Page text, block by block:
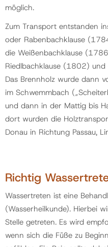
möglich.
Zum Transport entstanden
oder Rabenbachklause
die Weißenbachklause
Riedlbachklause (1802)
Das Brennholz wurde dann
im Schwemmbach
und dann in der Mattig bis
dort wurden die
Donau in Richtung Passau,
Richtig
Wassertreten ist eine
(Wasserheilkunde). Hierbei
Stelle getreten. Es wird
wenn sich die Füße zu